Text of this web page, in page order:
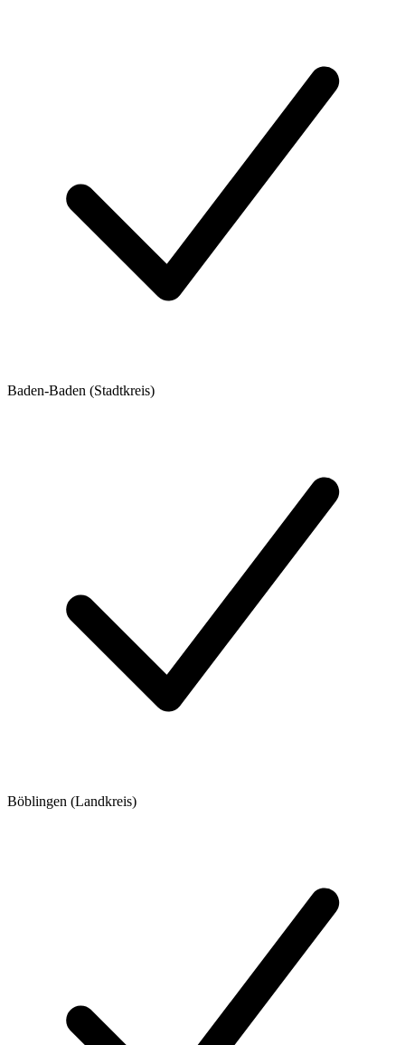
Baden-Baden (Stadtkreis)
Böblingen (Landkreis)